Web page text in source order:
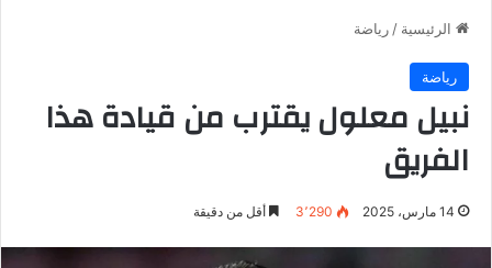
الرئيسية / رياضة
رياضة
نبيل معلول يقترب من قيادة هذا
الفريق
14 مارس، 2025 3٬290 أقل من دقيقة